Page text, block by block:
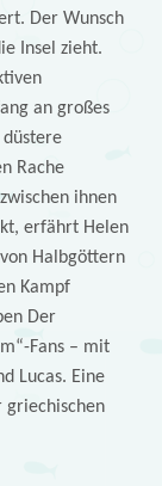
Der Wunsch
Insel zieht.
an großes
Rache
ihnen
erfährt Helen
Halbgöttern
Kampf
Der
Fans – mit
Lucas. Eine
griechischen